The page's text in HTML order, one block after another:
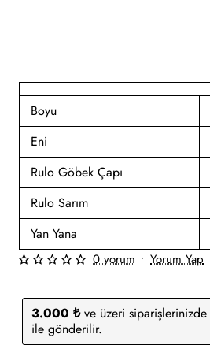
Boyu
Eni
Rulo Göbek Çapı
Rulo Sarım
Yan Yana
3.000 ₺ve üzeri siparişlerinizde
ile gönderilir.
0 yorum • Yorum Yap